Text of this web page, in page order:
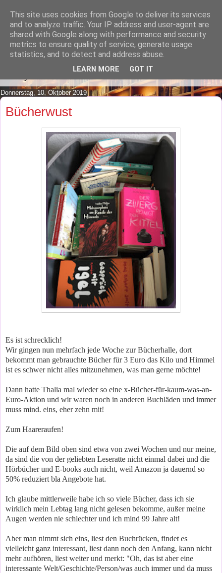
Lilafusselfee lädt Dich in ihr
Wohnzimmer ein.
Mach es Dir doch gemütlich und lies ein wenig über meine
Donnerstag, 10. Oktober 2019
Bücherwust
Es ist schrecklich!
Wir gingen nun mehrfach jede Woche zur Bücherhalle, dort
bekommt man gebrauchte Bücher für 3 Euro das Kilo und Himmel
ist es schwer nicht alles mitzunehmen, was man gerne möchte!
Dann hatte Thalia mal wieder so eine x-Bücher-für-kaum-was-an-
Euro-Aktion und wir waren noch in anderen Buchläden und immer
muss mind. eins, eher zehn mit!
Zum Haareraufen!
Die auf dem Bild oben sind etwa von zwei Wochen und nur meine,
da sind die von der geliebten Leseratte nicht einmal dabei und die
Hörbücher und E-books auch nicht, weil Amazon ja dauernd so
50% reduziert bla Angebote hat.
Ich glaube mittlerweile habe ich so viele Bücher, dass ich sie
wirklich mein Lebtag lang nicht gelesen bekomme, außer meine
Augen werden nie schlechter und ich mind 99 Jahre alt!
Aber man nimmt sich eins, liest den Buchrücken, findet es
vielleicht ganz interessant, liest dann noch den Anfang, kann nicht
mehr aufhören, liest weiter und merkt: "Oh, das ist aber eine
interessante Welt/Geschichte/Person/was auch immer und da muss
This site uses cookies from Google to deliver its services
and to analyze traffic. Your IP address and user-agent are
shared with Google along with performance and security
metrics to ensure quality of service, generate usage
statistics, and to detect and address abuse.
LEARN MORE GOT IT